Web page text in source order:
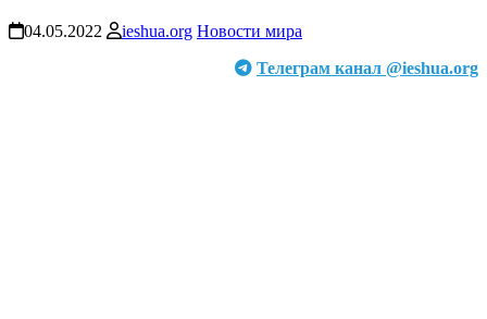
04.05.2022 ieshua.org Новости мира
Телеграм канал @ieshua.org